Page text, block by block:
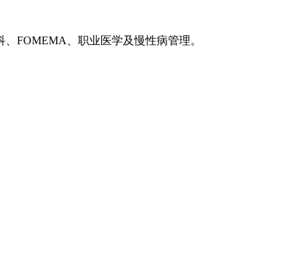
FOMEMA、职业医学及慢性病管理。